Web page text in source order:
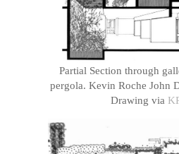
Partial Section through
pergola. Kevin Roche John
Drawing via